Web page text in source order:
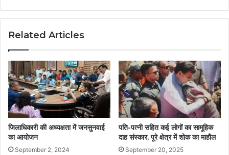
Related Articles
जिलाधिकारी की अध्यक्षता में जनसुनवाई
का आयोजन
September 2, 2024
पति-पत्नी सहित कई लोगों का सामूहिक
दाह संस्कार, पूरे क्षेत्र में शोक का माहौल
September 20, 2025